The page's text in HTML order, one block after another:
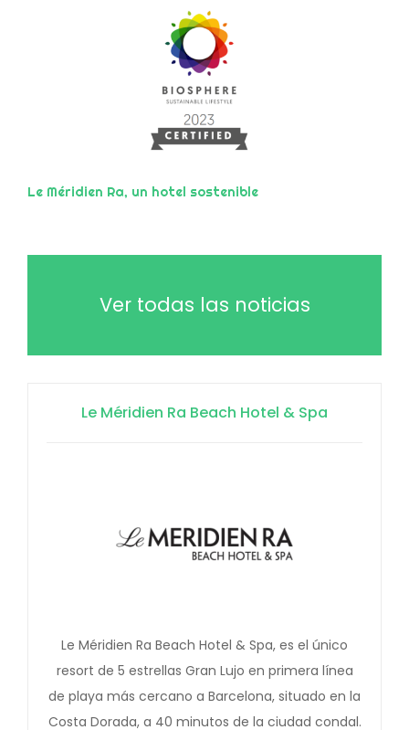
Le Méridien Ra, un hotel sostenible
Ver todas las noticias
Le Méridien Ra Beach Hotel & Spa
Le Méridien Ra Beach Hotel & Spa, es el único
resort de 5 estrellas Gran Lujo en primera línea
de playa más cercano a Barcelona, situado en la
Costa Dorada, a 40 minutos de la ciudad condal.